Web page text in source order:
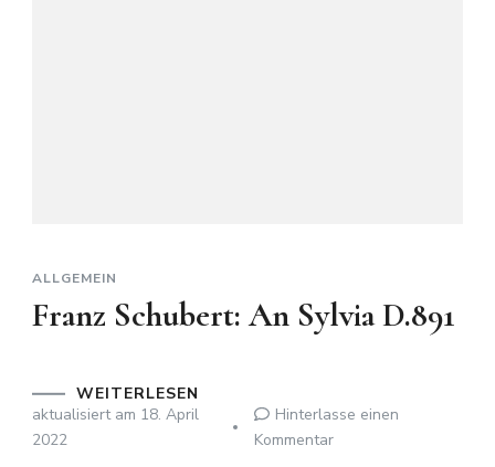
ALLGEMEIN
Franz Schubert: An Sylvia D.891
WEITERLESEN
aktualisiert am 18. April
2022
Hinterlasse einen
Kommentarzu